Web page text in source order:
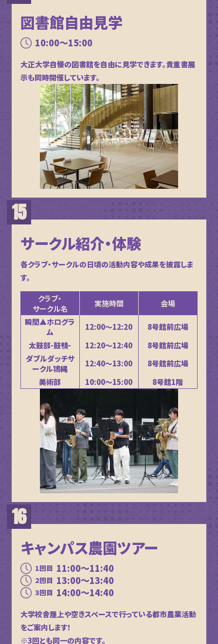
図書館自由見学
10:00～15:00
大正大学自慢の図書館を自由に見学できます。貴重書展
示も同時開催しています。
サークル紹介・体験
各クラブ・サークルの日頃の活動内容や成果を披露しま
す。
クラブ・
サークル名
実施時間
会場
瞬間▲ホログラ
ム
12:00～12:20
8号館前広場
太鼓部-鼓鴨-
12:20～12:40
8号館前広場
ダブルダッチサ
ークル鴇縄
12:40～13:00
8号館前広場
美術部
10:00～15:00 8号館1階
キャンパス農園ツアー
1回目 11:00～11:40
2回目 13:00～13:40
3回目 14:00～14:40
大学校舎屋上や空きスペースで行っている都市農業活動
をご案内します！
※3回とも同一の内容です。